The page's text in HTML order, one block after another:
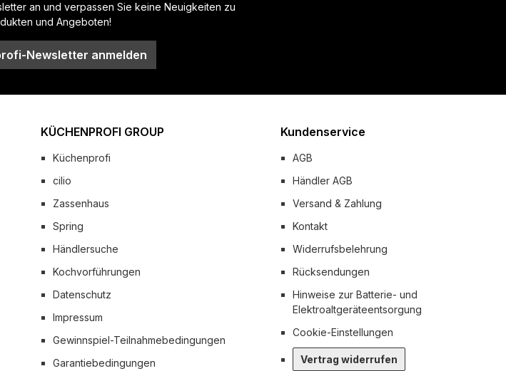
an und verpassen Sie keine Neuigkeiten zu
und Angeboten!
Newsletter anmelden
KÜCHENPROFI GROUP
Küchenprofi
cilio
Zassenhaus
Spring
Händlersuche
Kochvorführungen
Datenschutz
Impressum
Gewinnspiel-Teilnahmebedingungen
Garantiebedingungen
Kundenservice
AGB
Händler AGB
Versand & Zahlung
Kontakt
Widerrufsbelehrung
Rücksendungen
Hinweise zur Batterie- und
Elektroaltgeräteentsorgung
Cookie-Einstellungen
Vertrag widerrufen